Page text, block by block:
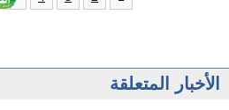
الأخبار المتعلقة